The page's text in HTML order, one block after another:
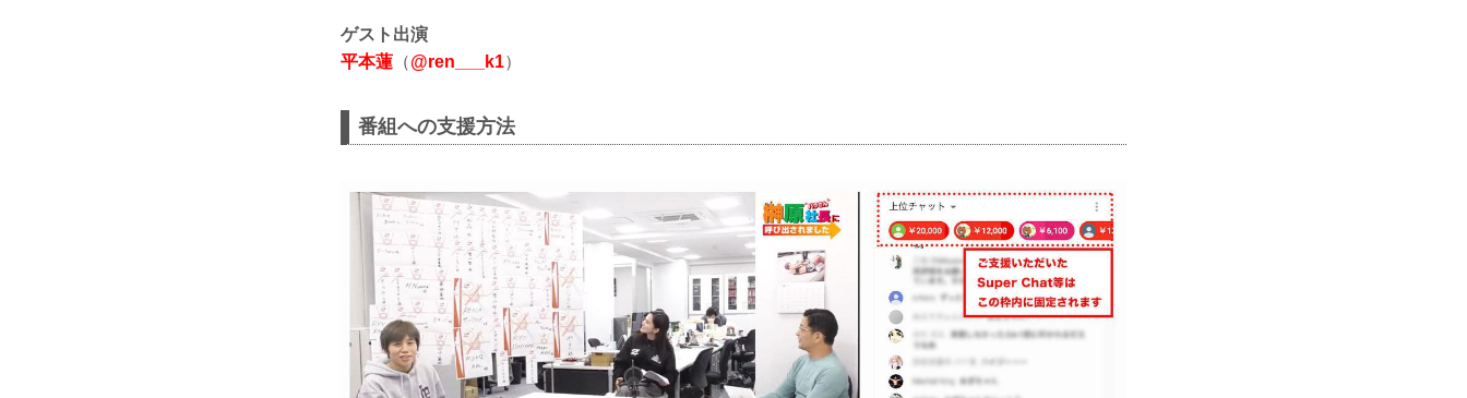
ゲスト出演
平本蓮 （@ren___k1）
番組への支援方法